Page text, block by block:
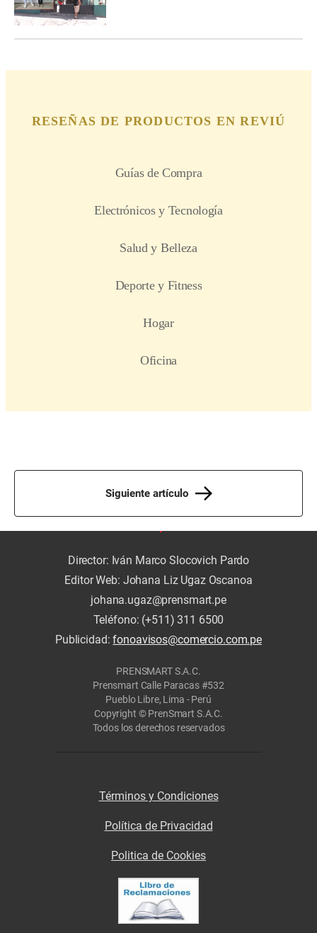
Siguiente artículo
Director: Iván Marco Slocovich Pardo
Editor Web: Johana Liz Ugaz Oscanoa
johana.ugaz@prensmart.pe
Teléfono: (+511) 311 6500
Publicidad:fonoavisos@comercio.com.pe
PRENSMART S.A.C.
Prensmart Calle Paracas #532
Pueblo Libre, Lima - Perú
Copyright © PrenSmart S.A.C.
Todos los derechos reservados
Términos y Condiciones
Política de Privacidad
Politica de Cookies